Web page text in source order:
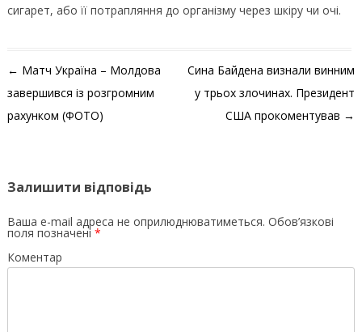
сигарет, або її потрапляння до організму через шкіру чи очі.
Навігація по запису
← Матч Україна – Молдова
завершився із розгромним
рахунком (ФОТО)
Сина Байдена визнали винним
у трьох злочинах. Президент
США прокоментував →
Залишити відповідь
Ваша e-mail адреса не оприлюднюватиметься. Обов’язкові
поля позначені *
Коментар